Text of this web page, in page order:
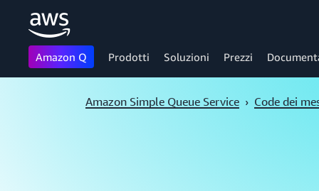
Amazon Q Prodotti Soluzioni Prezzi
Amazon Simple Queue Service › Code dei